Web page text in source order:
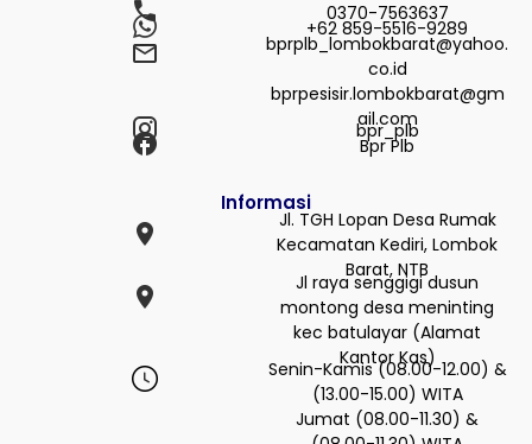
0370-7563637
+62 859-5516-9289
bprplb_lombokbarat@yahoo.
co.id
bprpesisir.lombokbarat@gm
ail.com
bpr_plb
Bpr Plb
Informasi
Jl. TGH Lopan Desa Rumak
Kecamatan Kediri, Lombok
Barat, NTB
Jl raya senggigi dusun
montong desa meninting
kec batulayar (Alamat
Kantor Kas)
Senin-Kamis (08.00-12.00) &
(13.00-15.00) WITA
Jumat (08.00-11.30) &